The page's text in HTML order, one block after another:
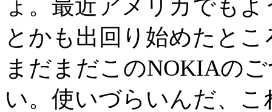
ょ。最近アメリカでも
とかも出回り始めたと
まだまだこのNOKIAの
い。使いづらいんだ、こ